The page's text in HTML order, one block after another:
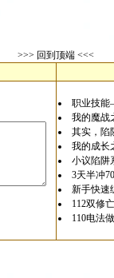
>>> 回到顶端 <<<
职业技
我的魔战
其实，陷
我的成长
小议陷阱
3天半冲
新手快速
112双修
110电法